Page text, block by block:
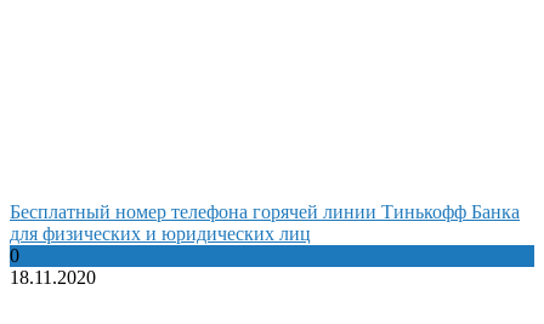
Бесплатный номер телефона горячей линии Тинькофф Банка
для физических и юридических лиц
0
18.11.2020